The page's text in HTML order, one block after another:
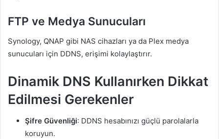
FTP ve Medya Sunucuları
Synology, QNAP gibi NAS cihazları ya da Plex medya
sunucuları için DDNS, erişimi kolaylaştırır.
Dinamik DNS Kullanırken Dikkat
Edilmesi Gerekenler
Şifre Güvenliği: DDNS hesabınızı güçlü parolalarla
koruyun.